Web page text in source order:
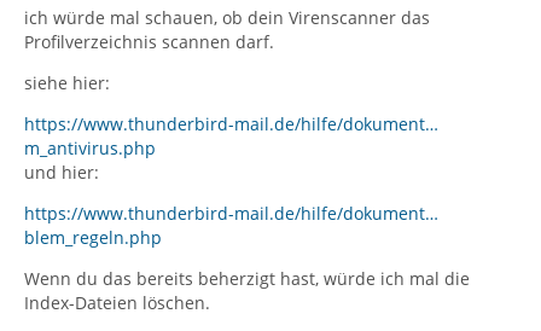
ich würde mal schauen, ob dein Virenscanner das
Profilverzeichnis scannen darf.
siehe hier:
https://www.thunderbird-mail.de/hilfe/dokument…
m_antivirus.php
und hier:
https://www.thunderbird-mail.de/hilfe/dokument…
blem_regeln.php
Wenn du das bereits beherzigt hast, würde ich mal die
Index-Dateien löschen.